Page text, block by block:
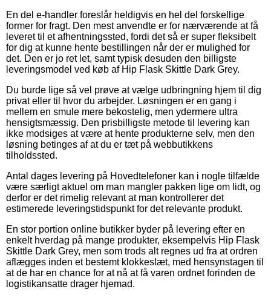
En del e-handler foreslår heldigvis en hel del forskellige
former for fragt. Den mest anvendte er for nærværende at få
leveret til et afhentningssted, fordi det så er super fleksibelt
for dig at kunne hente bestillingen når der er mulighed for
det. Den er jo ret let, samt typisk desuden den billigste
leveringsmodel ved køb af Hip Flask Skittle Dark Grey.
Du burde lige så vel prøve at vælge udbringning hjem til dig
privat eller til hvor du arbejder. Løsningen er en gang i
mellem en smule mere bekostelig, men ydermere ultra
hensigtsmæssig. Den prisbilligste metode til levering kan
ikke modsiges at være at hente produkterne selv, men den
løsning betinges af at du er tæt på webbutikkens
tilholdssted.
Antal dages levering på Hovedtelefoner kan i nogle tilfælde
være særligt aktuel om man mangler pakken lige om lidt, og
derfor er det rimelig relevant at man kontrollerer det
estimerede leveringstidspunkt for det relevante produkt.
En stor portion online butikker byder på levering efter en
enkelt hverdag på mange produkter, eksempelvis Hip Flask
Skittle Dark Grey, men som trods alt regnes ud fra at ordren
aflægges inden et bestemt klokkeslæt, med hensynstagen til
at de har en chance for at nå at få varen ordnet forinden de
logistikansatte drager hjemad.